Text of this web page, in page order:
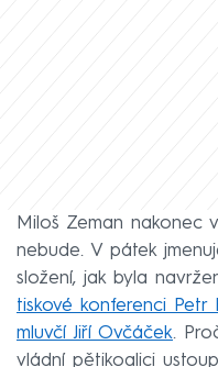
Miloš Zeman nakonec
nebude. V pátek
složení, jak byla
tiskové konferenci Petr
mluvčí Jiří Ovčáček.
vládní pětikoalici